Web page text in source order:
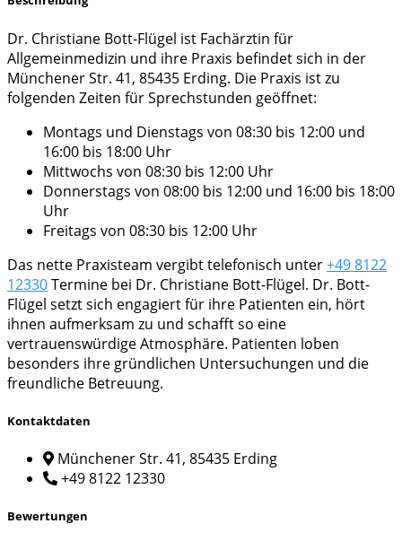
Dr. Christiane Bott-Flügel ist Fachärztin für
Allgemeinmedizin und ihre Praxis befindet sich in der
Münchener Str. 41, 85435 Erding. Die Praxis ist zu
folgenden Zeiten für Sprechstunden geöffnet:
Montags und Dienstags von 08:30 bis 12:00 und
16:00 bis 18:00 Uhr
Mittwochs von 08:30 bis 12:00 Uhr
Donnerstags von 08:00 bis 12:00 und 16:00 bis 18:00
Uhr
Freitags von 08:30 bis 12:00 Uhr
Das nette Praxisteam vergibt telefonisch unter+49 8122
12330Termine bei Dr. Christiane Bott-Flügel. Dr. Bott-
Flügel setzt sich engagiert für ihre Patienten ein, hört
ihnen aufmerksam zu und schafft so eine
vertrauenswürdige Atmosphäre. Patienten loben
besonders ihre gründlichen Untersuchungen und die
freundliche Betreuung.
Kontaktdaten
Münchener Str. 41, 85435 Erding
+49 8122 12330
Bewertungen